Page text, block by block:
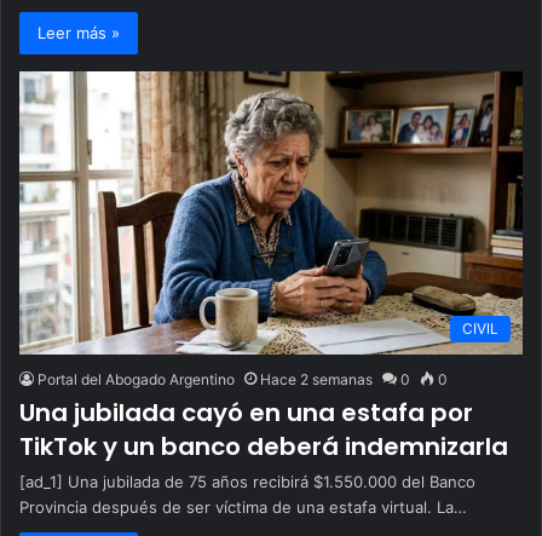
Leer más »
CIVIL
Portal del Abogado Argentino Hace 2 semanas 0 0
Una jubilada cayó en una estafa por
TikTok y un banco deberá indemnizarla
[ad_1] Una jubilada de 75 años recibirá $1.550.000 del Banco
Provincia después de ser víctima de una estafa virtual. La…